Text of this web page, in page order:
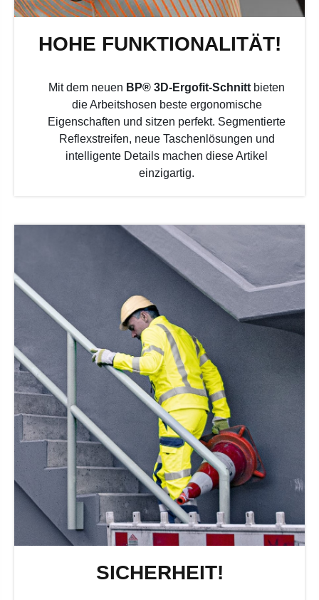
HOHE FUNKTIONALITÄT!
Mit dem neuen BP® 3D-Ergofit-Schnitt bieten
die Arbeitshosen beste ergonomische
Eigenschaften und sitzen perfekt. Segmentierte
Reflexstreifen, neue Taschenlösungen und
intelligente Details machen diese Artikel
einzigartig.
SICHERHEIT!